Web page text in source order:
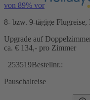
von 89% vor
8- bzw. 9-tägige
Upgrade auf
ca. € 134,- pro Zimmer
253519Bestellnr.:
Pauschalreise